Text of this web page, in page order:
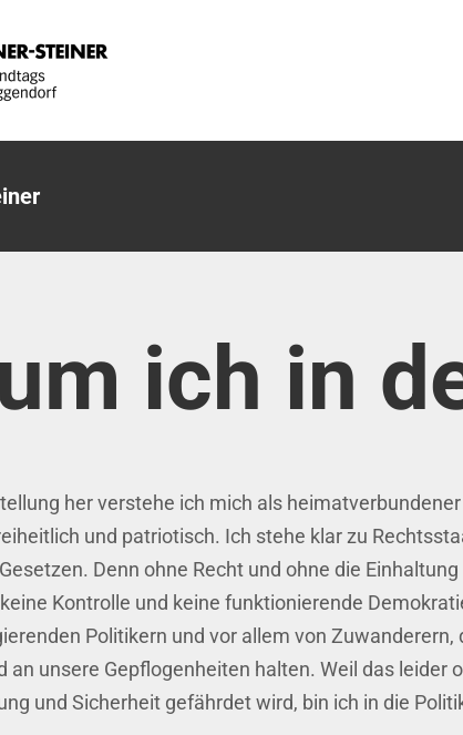
ich in
her verstehe ich mich als
und patriotisch. Ich stehe klar zu
Denn ohne Recht und ohne die
Kontrolle und keine funktionierende
Politikern und vor allem von Zuwanderern,
an unsere Gepflogenheiten halten. Weil das leider
und Sicherheit gefährdet wird, bin ich in die